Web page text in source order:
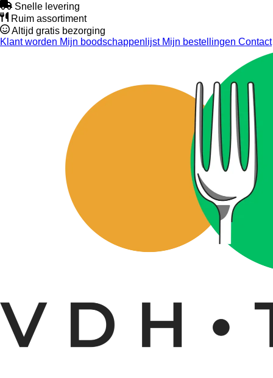
Snelle levering
Ruim assortiment
Altijd gratis bezorging
Klant worden Mijn boodschappenlijstMijn bestellingen Contact